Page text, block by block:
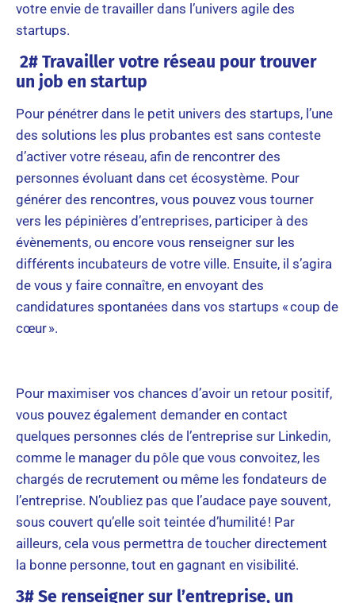
votre envie de travailler dans l’univers agile des
startups.
2# Travailler votre réseau pour trouver
un job en startup
Pour pénétrer dans le petit univers des startups, l’une
des solutions les plus probantes est sans conteste
d’activer votre réseau, afin de rencontrer des
personnes évoluant dans cet écosystème. Pour
générer des rencontres, vous pouvez vous tourner
vers les pépinières d’entreprises, participer à des
évènements, ou encore vous renseigner sur les
différents incubateurs de votre ville. Ensuite, il s’agira
de vous y faire connaître, en envoyant des
candidatures spontanées dans vos startups « coup de
cœur ».
Pour maximiser vos chances d’avoir un retour positif,
vous pouvez également demander en contact
quelques personnes clés de l’entreprise sur Linkedin,
comme le manager du pôle que vous convoitez, les
chargés de recrutement ou même les fondateurs de
l’entreprise. N’oubliez pas que l’audace paye souvent,
sous couvert qu’elle soit teintée d’humilité ! Par
ailleurs, cela vous permettra de toucher directement
la bonne personne, tout en gagnant en visibilité.
3# Se renseigner sur l’entreprise, un